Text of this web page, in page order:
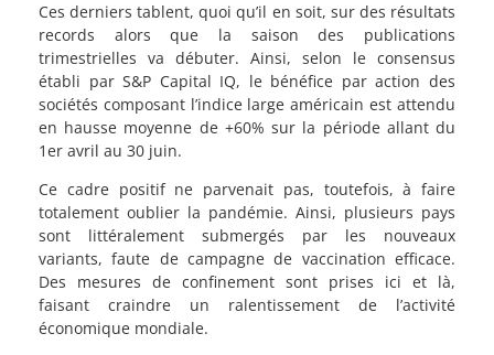
Ces derniers tablent, quoi qu’il en soit, sur des résultats
records alors que la saison des publications
trimestrielles va débuter. Ainsi, selon le consensus
établi par S&P Capital IQ, le bénéfice par action des
sociétés composant l’indice large américain est attendu
en hausse moyenne de +60% sur la période allant du
1er avril au 30 juin.
Ce cadre positif ne parvenait pas, toutefois, à faire
totalement oublier la pandémie. Ainsi, plusieurs pays
sont littéralement submergés par les nouveaux
variants, faute de campagne de vaccination efficace.
Des mesures de confinement sont prises ici et là,
faisant craindre un ralentissement de l’activité
économique mondiale.